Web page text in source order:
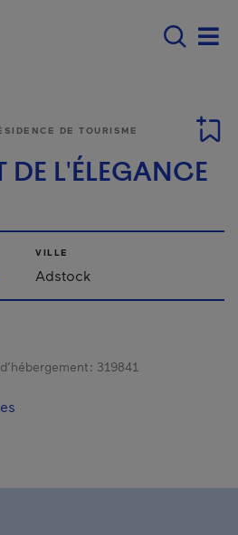
navigation -
DE TOURISME
L'ÉLEGANCE
VILLE
Adstock
: 319841